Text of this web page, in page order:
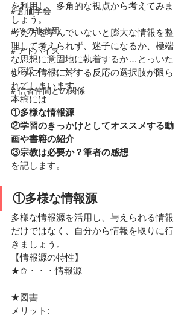
＃創価学会
＃その他教団
＃アドバイス
＃応援メッセージ
＃信者仲間との関係
を利用し、多角的な視点から考えてみま
しょう。
考え方を学んでいないと膨大な情報を整
理して考えられず、迷子になるか、極端
な思想に意固地に執着するか…とっいた
ように情報に対する反応の選択肢が限ら
れてしまいます。
本稿には
①多様な情報源
②学習のきっかけとしてオススメする動
画や書籍の紹介
③宗教は必要か？筆者の感想
を記します。
①多様な情報源
多様な情報源を活用し、与えられる情報
だけではなく、自分から情報を取りに行
きましょう。
【情報源の特性】
★✩・・・情報源
★図書
メリット: